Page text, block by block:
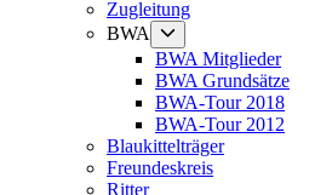
Zugleitung
BWA
anzeigen
BWA Mitglieder
BWA Grundsätze
BWA-Tour 2018
BWA-Tour 2012
Blaukittelträger
Freundeskreis
Ritter